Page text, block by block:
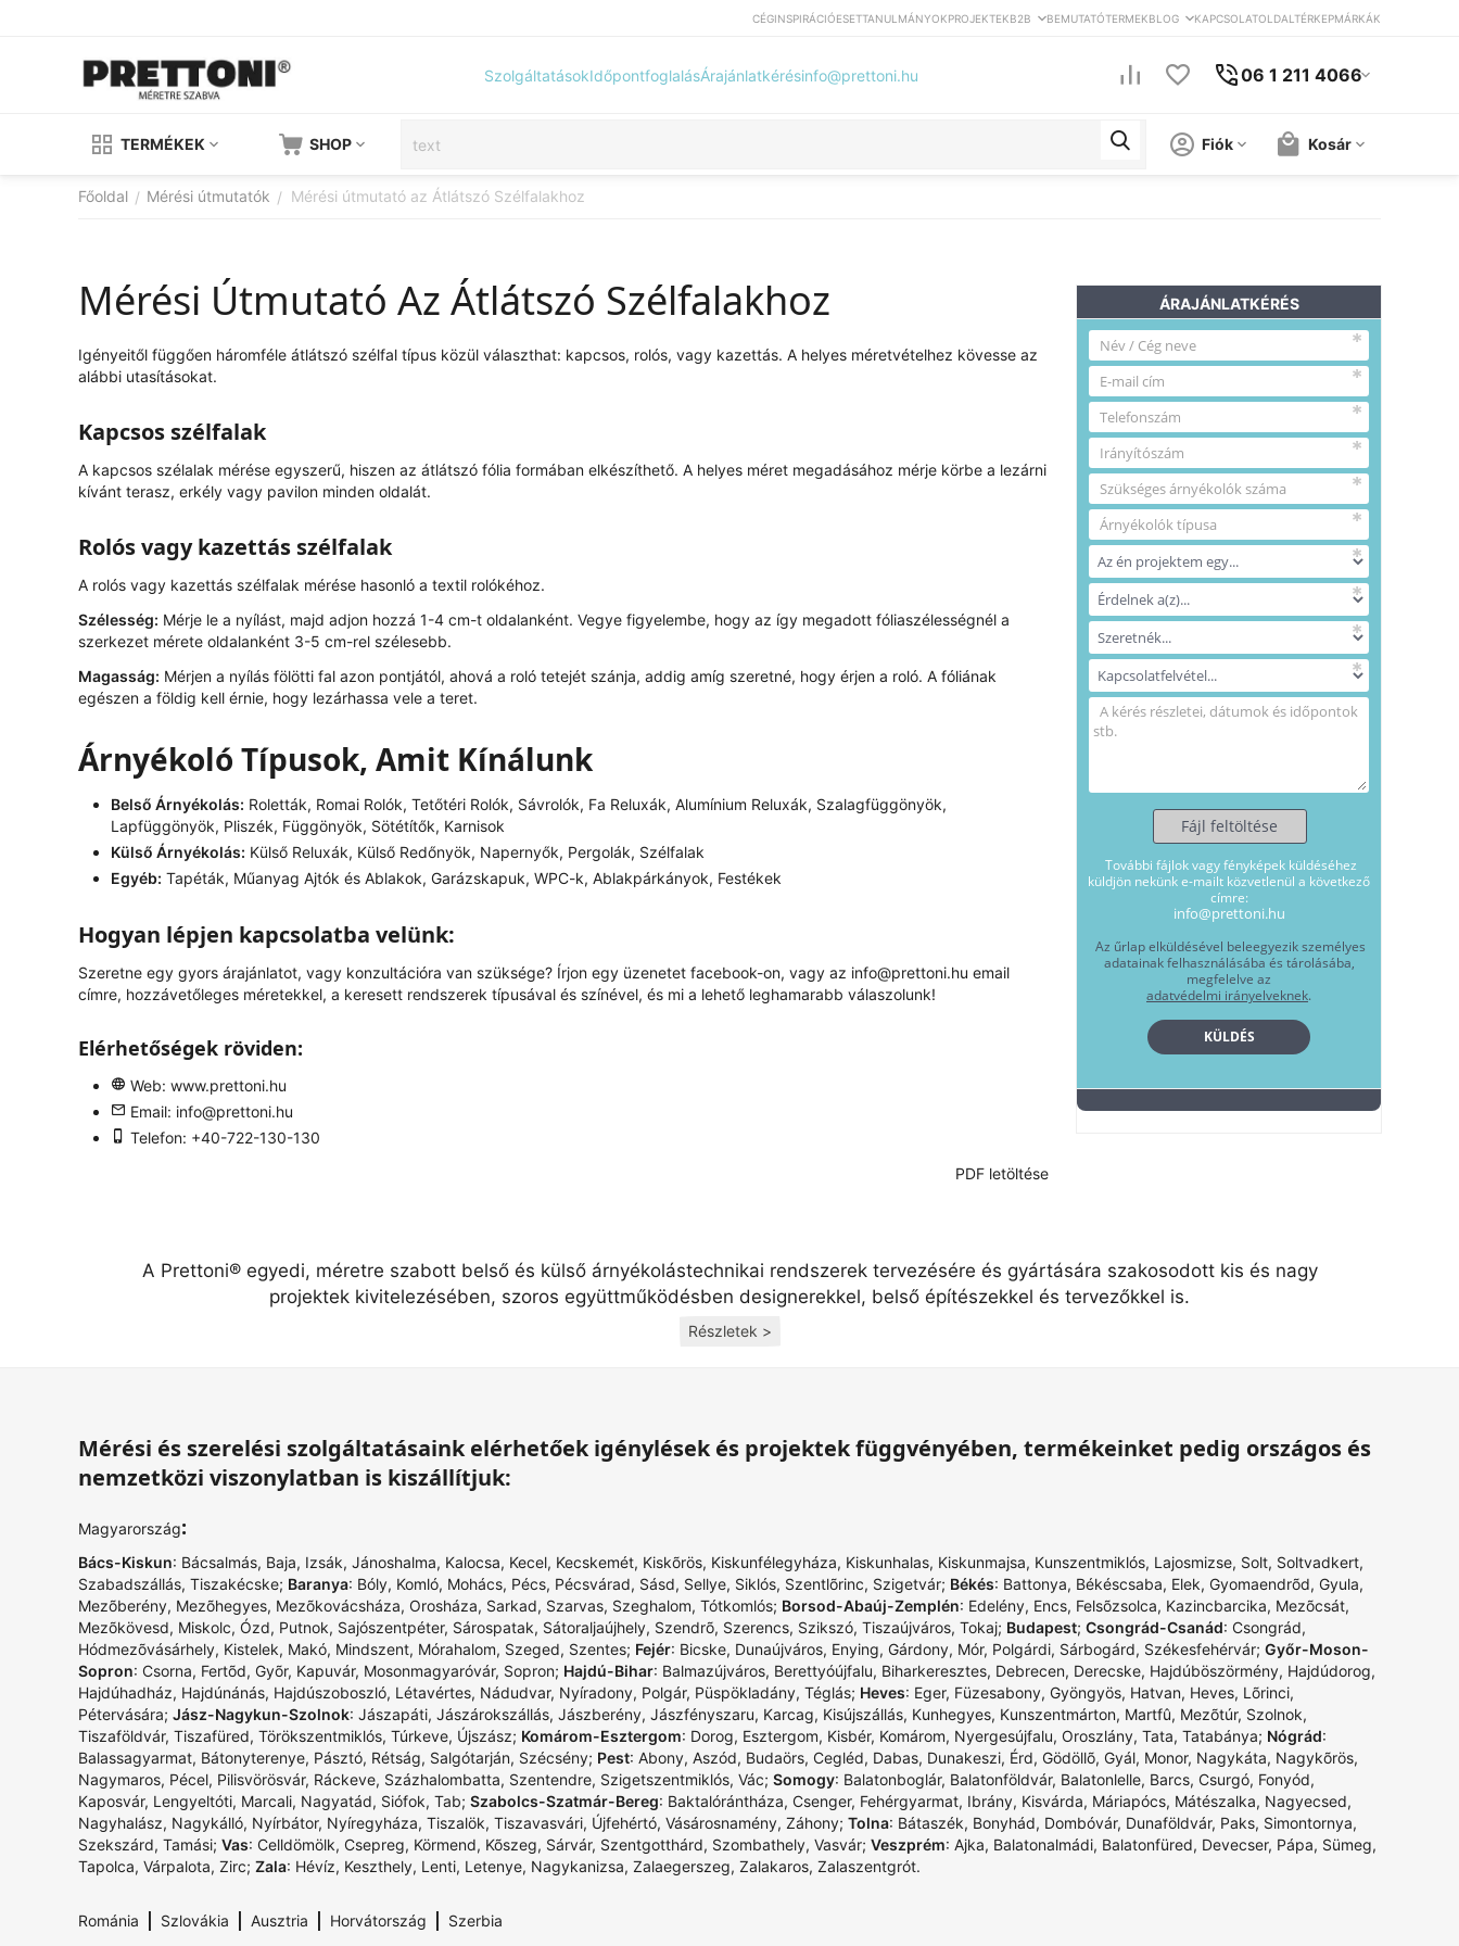
CÉGINSPIRÁCIÓESETTANULMÁNYOKPROJEKTEKB2B BEMUTATÓTERMEKBLOG KAPCSOLATOLDALTÉRKEPMÁRKÁK
SzolgáltatásokIdőpontfoglalásÁrajánlatkérésinfo@prettoni.hu 06 1 211 4066
TERMÉKEK SHOP Kosár
Fiók
Főoldal / Mérési útmutatók / Mérési útmutató az Átlátszó Szélfalakhoz
Mérési Útmutató Az Átlátszó Szélfalakhoz
Igényeitől függően háromféle átlátszó szélfal típus közül választhat: kapcsos, rolós, vagy kazettás. A helyes méretvételhez kövesse az
alábbi utasításokat.
Kapcsos szélfalak
A kapcsos szélalak mérése egyszerű, hiszen az átlátszó fólia formában elkészíthető. A helyes méret megadásához mérje körbe a lezárni
kívánt terasz, erkély vagy pavilon minden oldalát.
Rolós vagy kazettás szélfalak
A rolós vagy kazettás szélfalak mérése hasonló a textil rolókéhoz.
Szélesség: Mérje le a nyílást, majd adjon hozzá 1-4 cm-t oldalanként. Vegye figyelembe, hogy az így megadott fóliaszélességnél a
szerkezet mérete oldalanként 3-5 cm-rel szélesebb.
Magasság: Mérjen a nyílás fölötti fal azon pontjától, ahová a roló tetejét szánja, addig amíg szeretné, hogy érjen a roló. A fóliának
egészen a földig kell érnie, hogy lezárhassa vele a teret.
Árnyékoló Típusok, Amit Kínálunk
Belső Árnyékolás: Roletták, Romai Rolók, Tetőtéri Rolók, Sávrolók, Fa Reluxák, Alumínium Reluxák, Szalagfüggönyök,
Lapfüggönyök, Pliszék, Függönyök, Sötétítők, Karnisok
Külső Árnyékolás: Külső Reluxák, Külső Redőnyök, Napernyők, Pergolák, Szélfalak
Egyéb: Tapéták, Műanyag Ajtók és Ablakok, Garázskapuk, WPC-k, Ablakpárkányok, Festékek
Hogyan lépjen kapcsolatba velünk:
Szeretne egy gyors árajánlatot, vagy konzultációra van szüksége? Írjon egy üzenetet facebook-on, vagy az info@prettoni.hu email
címre, hozzávetőleges méretekkel, a keresett rendszerek típusával és színével, és mi a lehető leghamarabb válaszolunk!
Elérhetőségek röviden:
Web: www.prettoni.hu
Email: info@prettoni.hu
Telefon: +40-722-130-130
PDF letöltése
ÁRAJÁNLATKÉRÉS
A Prettoni® egyedi, méretre szabott belső és külső árnyékolástechnikai rendszerek tervezésére és gyártására szakosodott kis és nagy
projektek kivitelezésében, szoros együttműködésben designerekkel, belső építészekkel és tervezőkkel is.
Részletek >
Mérési és szerelési szolgáltatásaink elérhetőek igénylések és projektek függvényében, termékeinket pedig országos és
nemzetközi viszonylatban is kiszállítjuk:
Magyarország:
Bács-Kiskun: Bácsalmás, Baja, Izsák, Jánoshalma, Kalocsa, Kecel, Kecskemét, Kiskõrös, Kiskunfélegyháza, Kiskunhalas, Kiskunmajsa, Kunszentmiklós, Lajosmizse, Solt, Soltvadkert,
Szabadszállás, Tiszakécske; Baranya: Bóly, Komló, Mohács, Pécs, Pécsvárad, Sásd, Sellye, Siklós, Szentlõrinc, Szigetvár; Békés: Battonya, Békéscsaba, Elek, Gyomaendrõd, Gyula,
Mezõberény, Mezõhegyes, Mezõkovácsháza, Orosháza, Sarkad, Szarvas, Szeghalom, Tótkomlós; Borsod-Abaúj-Zemplén: Edelény, Encs, Felsõzsolca, Kazincbarcika, Mezõcsát,
Mezõkövesd, Miskolc, Ózd, Putnok, Sajószentpéter, Sárospatak, Sátoraljaújhely, Szendrõ, Szerencs, Szikszó, Tiszaújváros, Tokaj; Budapest; Csongrád-Csanád: Csongrád,
Hódmezõvásárhely, Kistelek, Makó, Mindszent, Mórahalom, Szeged, Szentes; Fejér: Bicske, Dunaújváros, Enying, Gárdony, Mór, Polgárdi, Sárbogárd, Székesfehérvár; Győr-Moson-
Sopron: Csorna, Fertõd, Gyõr, Kapuvár, Mosonmagyaróvár, Sopron; Hajdú-Bihar: Balmazújváros, Berettyóújfalu, Biharkeresztes, Debrecen, Derecske, Hajdúböszörmény, Hajdúdorog,
Hajdúhadház, Hajdúnánás, Hajdúszoboszló, Létavértes, Nádudvar, Nyíradony, Polgár, Püspökladány, Téglás; Heves: Eger, Füzesabony, Gyöngyös, Hatvan, Heves, Lõrinci,
Pétervására; Jász-Nagykun-Szolnok: Jászapáti, Jászárokszállás, Jászberény, Jászfényszaru, Karcag, Kisújszállás, Kunhegyes, Kunszentmárton, Martfû, Mezõtúr, Szolnok,
Tiszaföldvár, Tiszafüred, Törökszentmiklós, Túrkeve, Újszász; Komárom-Esztergom: Dorog, Esztergom, Kisbér, Komárom, Nyergesújfalu, Oroszlány, Tata, Tatabánya; Nógrád:
Balassagyarmat, Bátonyterenye, Pásztó, Rétság, Salgótarján, Szécsény; Pest: Abony, Aszód, Budaörs, Cegléd, Dabas, Dunakeszi, Érd, Gödöllõ, Gyál, Monor, Nagykáta, Nagykõrös,
Nagymaros, Pécel, Pilisvörösvár, Ráckeve, Százhalombatta, Szentendre, Szigetszentmiklós, Vác; Somogy: Balatonboglár, Balatonföldvár, Balatonlelle, Barcs, Csurgó, Fonyód,
Kaposvár, Lengyeltóti, Marcali, Nagyatád, Siófok, Tab; Szabolcs-Szatmár-Bereg: Baktalórántháza, Csenger, Fehérgyarmat, Ibrány, Kisvárda, Máriapócs, Mátészalka, Nagyecsed,
Nagyhalász, Nagykálló, Nyírbátor, Nyíregyháza, Tiszalök, Tiszavasvári, Újfehértó, Vásárosnamény, Záhony; Tolna: Bátaszék, Bonyhád, Dombóvár, Dunaföldvár, Paks, Simontornya,
Szekszárd, Tamási; Vas: Celldömölk, Csepreg, Körmend, Kõszeg, Sárvár, Szentgotthárd, Szombathely, Vasvár; Veszprém: Ajka, Balatonalmádi, Balatonfüred, Devecser, Pápa, Sümeg,
Tapolca, Várpalota, Zirc; Zala: Hévíz, Keszthely, Lenti, Letenye, Nagykanizsa, Zalaegerszeg, Zalakaros, Zalaszentgrót.
Románia | Szlovákia | Ausztria | Horvátország | Szerbia